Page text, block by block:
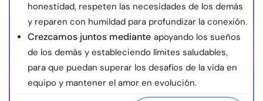
honestidad, respeten las necesidades de los demás
y reparen con humildad para profundizar la conexión.
Crezcamos juntos mediante apoyando los sueños
de los demás y estableciendo límites saludables,
para que puedan superar los desafíos de la vida en
equipo y mantener el amor en evolución.